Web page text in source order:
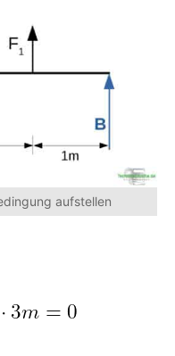
aufstellen